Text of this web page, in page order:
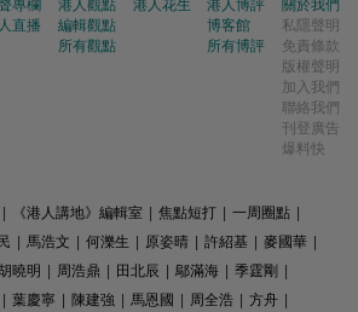
專欄
直播
港人觀點
編輯觀點
所有觀點
港人花生
港人博評
博客館
所有博評
關於我們
私隱聲明
免責條款
版權聲明
加入我們
聯絡我們
刊登廣告
爆料快
《港人講地》編輯室 焦點短打 一周圈點
馬浩文 何濼生 原姿晴 許紹基 麥國華
曉明 周浩鼎 田北辰 鄔滿海 季霆剛
葉慶寧 陳建強 馬恩國 周全浩 方舟